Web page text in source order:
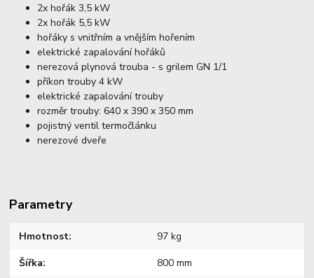
2x hořák 3,5 kW
2x hořák 5,5 kW
hořáky s vnitřním a vnějším hořením
elektrické zapalování hořáků
nerezová plynová trouba - s grilem GN 1/1
příkon trouby 4 kW
elektrické zapalování trouby
rozměr trouby: 640 x 390 x 350 mm
pojistný ventil termočlánku
nerezové dveře
Parametry
Hmotnost 97 kg
Šířka 800 mm